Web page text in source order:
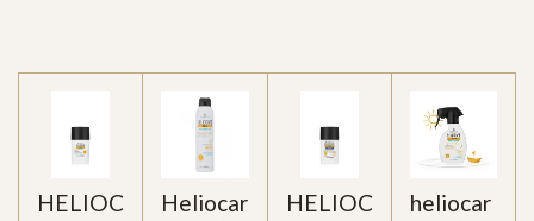
HELIOC
Heliocar
HELIOC
heliocar